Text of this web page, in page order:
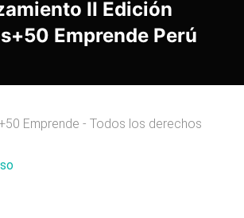
II Edición
Emprende Perú
Emprende - Todos los derechos